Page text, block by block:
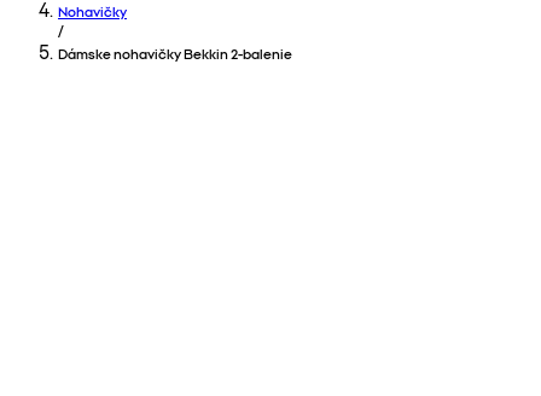
Nohavičky
/
Dámske nohavičky Bekkin 2-balenie